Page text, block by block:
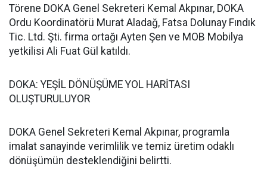
Törene DOKA Genel Sekreteri Kemal Akpınar, DOKA
Ordu Koordinatörü Murat Aladağ, Fatsa Dolunay Fındık
Tic. Ltd. Şti. firma ortağı Ayten Şen ve MOB Mobilya
yetkilisi Ali Fuat Gül katıldı.
DOKA: YEŞİL DÖNÜŞÜME YOL HARİTASI
OLUŞTURULUYOR
DOKA Genel Sekreteri Kemal Akpınar, programla
imalat sanayinde verimlilik ve temiz üretim odaklı
dönüşümün desteklendiğini belirtti.